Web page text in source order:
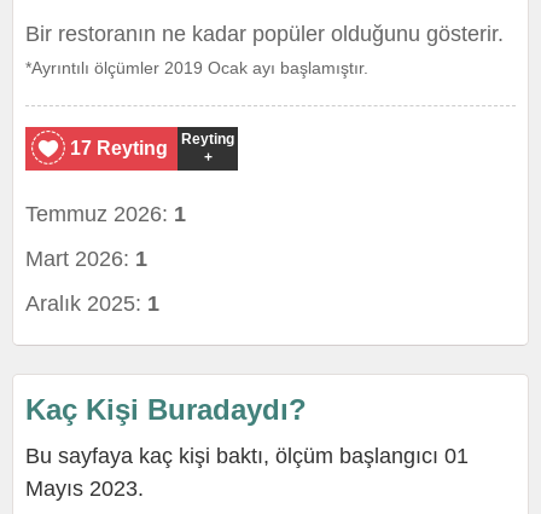
Bir restoranın ne kadar popüler olduğunu gösterir.
*Ayrıntılı ölçümler 2019 Ocak ayı başlamıştır.
17 Reyting
Reyting
+
Temmuz 2026: 1
Mart 2026: 1
Aralık 2025: 1
Kaç Kişi Buradaydı?
Bu sayfaya kaç kişi baktı, ölçüm başlangıcı 01
Mayıs 2023.